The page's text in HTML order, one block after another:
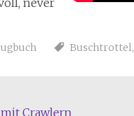
never
Buschtrottel,
Crawlern